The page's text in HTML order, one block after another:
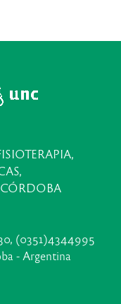
(0351)4344995
- Argentina